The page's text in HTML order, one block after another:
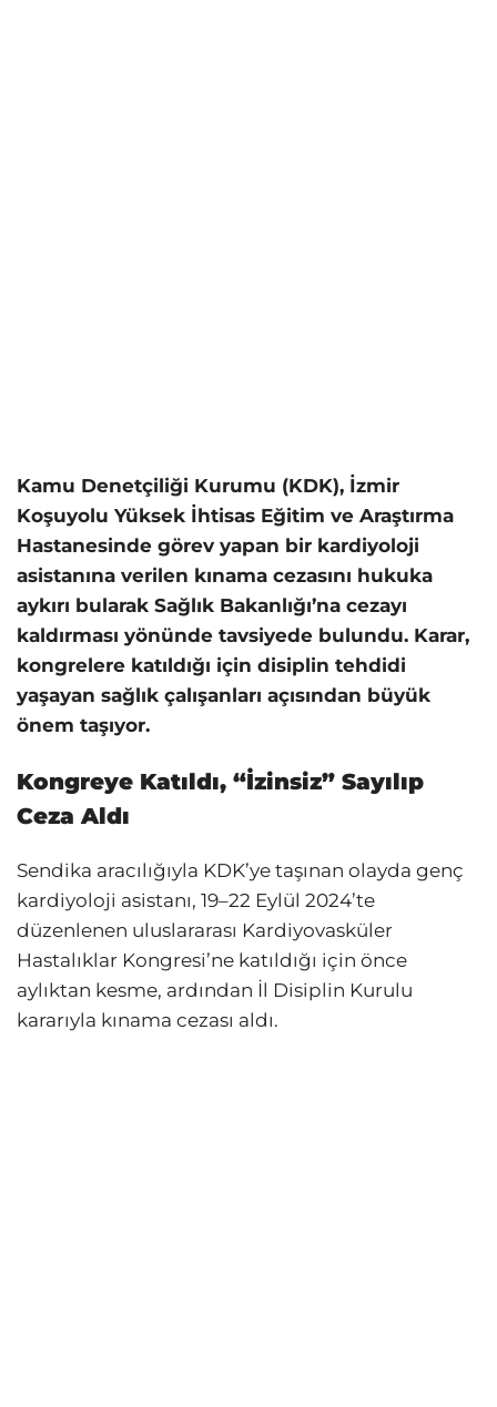
Kamu Denetçiliği Kurumu (KDK), İzmir
Koşuyolu Yüksek İhtisas Eğitim ve Araştırma
Hastanesinde görev yapan bir kardiyoloji
asistanına verilen kınama cezasını hukuka
aykırı bularak Sağlık Bakanlığı’na cezayı
kaldırması yönünde tavsiyede bulundu. Karar,
kongrelere katıldığı için disiplin tehdidi
yaşayan sağlık çalışanları açısından büyük
önem taşıyor.
Kongreye Katıldı, “İzinsiz” Sayılıp
Ceza Aldı
Sendika aracılığıyla KDK’ye taşınan olayda genç
kardiyoloji asistanı, 19–22 Eylül 2024’te
düzenlenen uluslararası Kardiyovasküler
Hastalıklar Kongresi’ne katıldığı için önce
aylıktan kesme, ardından İl Disiplin Kurulu
kararıyla kınama cezası aldı.